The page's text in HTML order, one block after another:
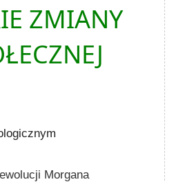
ZMIANY
Morgana